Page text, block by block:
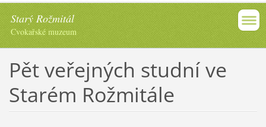
Starý Rožmitál
Cvokařské muzeum
Pět veřejných studní ve
Starém Rožmitále